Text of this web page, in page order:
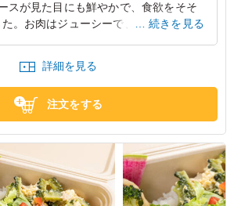
スが見た目にも鮮やかで、食欲をそそ
。お肉はジューシーで、程よい酸味の
東京都大田区下丸子2026/07/14
続きを見る
詳細を見る
注文をする